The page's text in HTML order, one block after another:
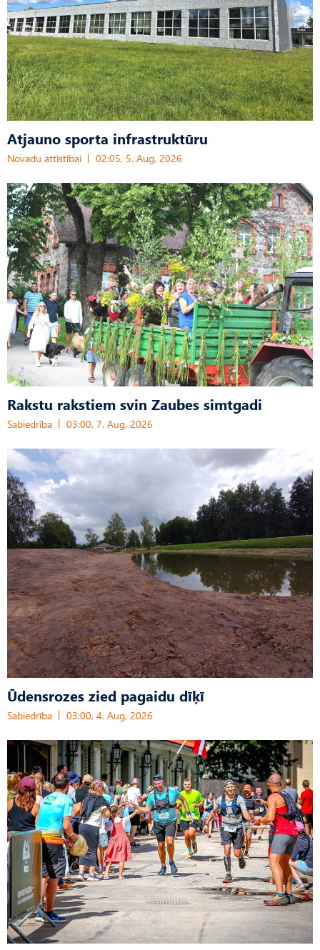
Atjauno sporta infrastruktūru
Novadu attīstībai 02:05, 5. Aug, 2026
Rakstu rakstiem svin Zaubes simtgadi
Sabiedrība 03:00, 7. Aug, 2026
Ūdensrozes zied pagaidu dīķī
Sabiedrība 03:00, 4. Aug, 2026